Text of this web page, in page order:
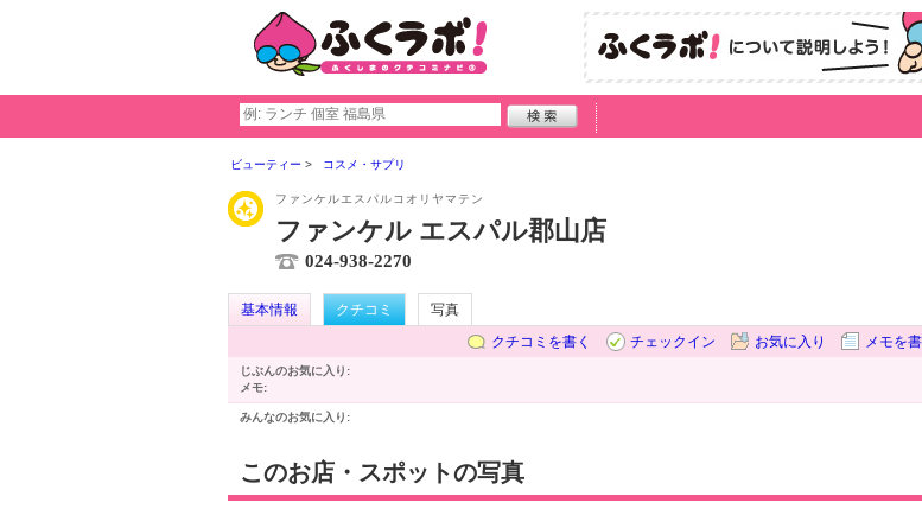
ビューティー コスメ・サプリ
ファンケルエスパルコオリヤマテン
ファンケル エスパル郡山店
024-938-2270
基本情報 クチコミ
写真
クチコミを書く
チェックイン お気に入り メモを書
じぶんのお気に入り:
メモ:
みんなのお気に入り:
このお店・スポットの写真